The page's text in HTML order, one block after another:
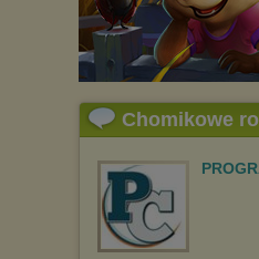
Chomikowe